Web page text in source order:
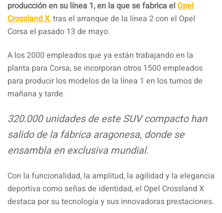
producción en su línea 1, en la que se fabrica elOpel
Crossland X,tras el arranque de la línea 2 con el Opel
Corsa el pasado 13 de mayo.
A los 2000 empleados que ya están trabajando en la
planta para Corsa, se incorporan otros 1500 empleados
para producir los modelos de la línea 1 en los turnos de
mañana y tarde.
320.000 unidades de este SUV compacto han
salido de la fábrica aragonesa, donde se
ensambla en exclusiva mundial.
Con la funcionalidad, la amplitud, la agilidad y la elegancia
deportiva como señas de identidad, el Opel Crossland X
destaca por su tecnología y sus innovadoras prestaciones.